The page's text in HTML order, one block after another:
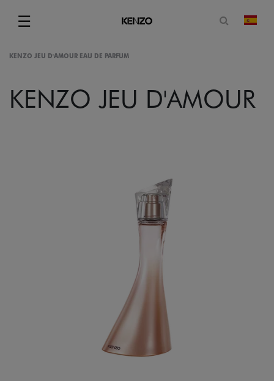
☰
Menu
Abrir
KENZO JEU D'AMOUR EAU DE PARFUM
KENZO JEU D'AMOUR